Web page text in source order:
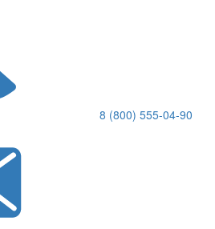
8 (800) 555-04-90